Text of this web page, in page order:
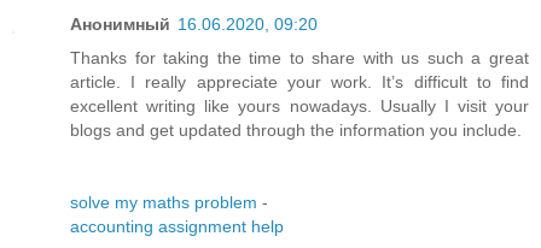
Анонимный 16.06.2020, 09:20
Thanks for taking the time to share with us such a great
article. I really appreciate your work. It’s difficult to find
excellent writing like yours nowadays. Usually I visit your
blogs and get updated through the information you include.
solve my maths problem -
accounting assignment help